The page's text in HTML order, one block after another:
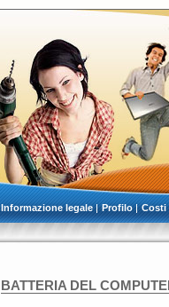
BATTERIA DEL
Informazione legale Profilo Costi